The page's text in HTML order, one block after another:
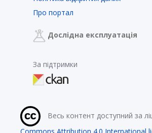
Про портал
Дослідна експлуатація
За підтримки
Весь контент доступний за